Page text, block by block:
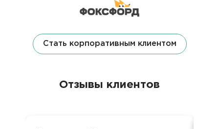
Стать корпоративным клиентом
Отзывы клиентов